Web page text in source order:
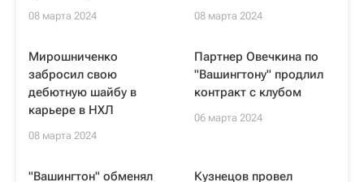
08 марта 2024 08 марта 2024
Мирошниченко
забросил свою
дебютную шайбу в
карьере в НХЛ
08 марта 2024
Партнер Овечкина по
"Вашингтону" продлил
контракт с клубом
06 марта 2024
"Вашингтон" обменял
Кузнецов провел